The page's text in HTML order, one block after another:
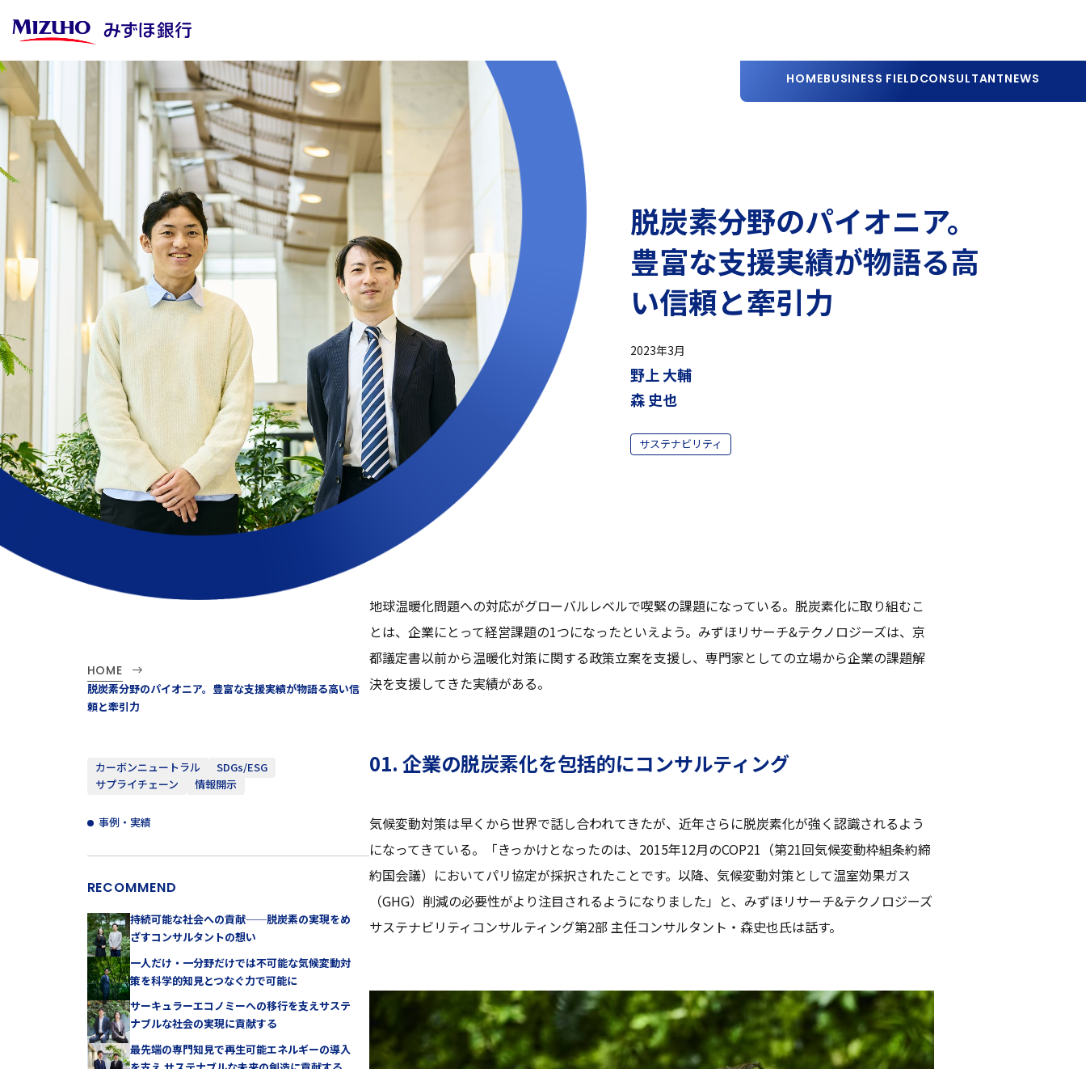
HOMEBUSINESS FIELDCONSULTANTNEWS
脱炭素分野のパイオニア。
豊富な支援実績が物語る高
い信頼と牽引力
2023年3月
野上 大輔
森 史也
サステナビリティ
HOME
脱炭素分野のパイオニア。豊富な支援実績が物語る高い信
頼と牽引力
カーボンニュートラル
SDGs/ESG
サプライチェーン
情報開示
事例・実績
RECOMMEND
持続可能な社会への貢献──脱炭素の実現をめ
ざすコンサルタントの想い
一人だけ・一分野だけでは不可能な気候変動対
策を科学的知見とつなぐ力で可能に
サーキュラーエコノミーへの移行を支えサステ
ナブルな社会の実現に貢献する
最先端の専門知見で再生可能エネルギーの導入
地球温暖化問題への対応がグローバルレベルで喫緊の課題になっている。脱炭素化に取り組むこ
とは、企業にとって経営課題の1つになったといえよう。みずほリサーチ&テクノロジーズは、京
都議定書以前から温暖化対策に関する政策立案を支援し、専門家としての立場から企業の課題解
決を支援してきた実績がある。
01. 企業の脱炭素化を包括的にコンサルティング
気候変動対策は早くから世界で話し合われてきたが、近年さらに脱炭素化が強く認識されるよう
になってきている。「きっかけとなったのは、2015年12月のCOP21（第21回気候変動枠組条約締
約国会議）においてパリ協定が採択されたことです。以降、気候変動対策として温室効果ガス
（GHG）削減の必要性がより注目されるようになりました」と、みずほリサーチ&テクノロジーズ
サステナビリティコンサルティング第2部 主任コンサルタント・森史也氏は話す。